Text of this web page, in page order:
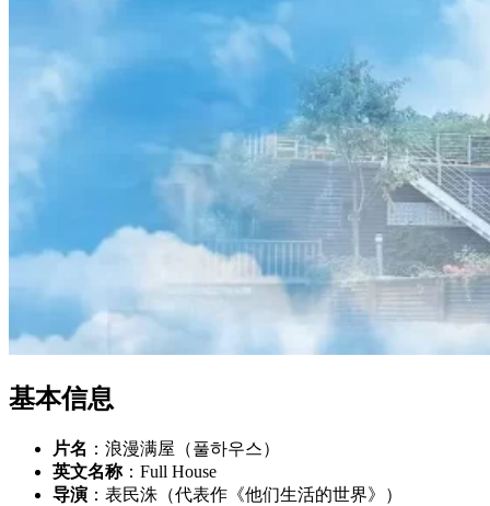
基本信息
片名 ：浪漫满屋（풀하우스）
英文名称：Full House
导演 ：表民洙（代表作《他们生活的世界》）